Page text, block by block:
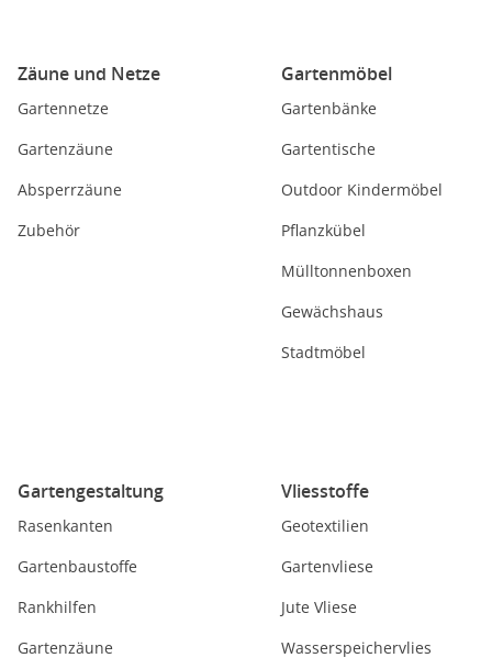
Zäune und Netze
Gartennetze
Gartenzäune
Absperrzäune
Zubehör
Gartenmöbel
Gartenbänke
Gartentische
Outdoor Kindermöbel
Pflanzkübel
Mülltonnenboxen
Gewächshaus
Stadtmöbel
Gartengestaltung
Rasenkanten
Gartenbaustoffe
Rankhilfen
Gartenzäune
Vliesstoffe
Geotextilien
Gartenvliese
Jute Vliese
Wasserspeichervlies